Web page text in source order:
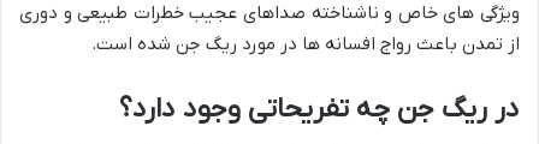
ویژگی های خاص و ناشناخته صداهای عجیب خطرات طبیعی و دوری
از تمدن باعث رواج افسانه ها در مورد ریگ جن شده است.
در ریگ جن چه تفریحاتی وجود دارد؟